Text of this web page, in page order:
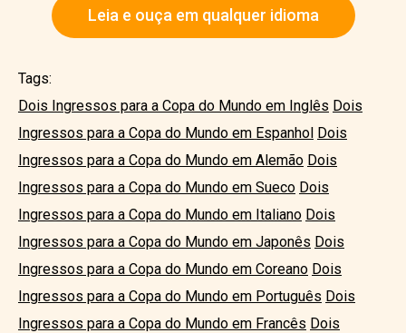
Leia e ouça em qualquer idioma
Tags:
Dois Ingressos para a Copa do Mundo em Inglês Dois
Ingressos para a Copa do Mundo em Espanhol Dois
Ingressos para a Copa do Mundo em Alemão Dois
Ingressos para a Copa do Mundo em Sueco Dois
Ingressos para a Copa do Mundo em Italiano Dois
Ingressos para a Copa do Mundo em Japonês Dois
Ingressos para a Copa do Mundo em Coreano Dois
Ingressos para a Copa do Mundo em Português Dois
Ingressos para a Copa do Mundo em Francês Dois